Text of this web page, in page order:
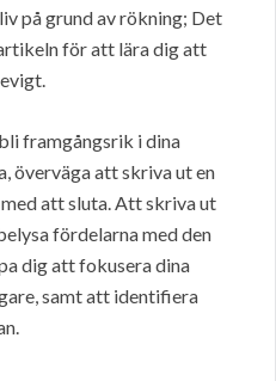
på grund av rökning; Det
för att lära dig att
framgångsrik i dina
överväga att skriva ut en
att sluta. Att skriva ut
fördelarna med den
dig att fokusera dina
samt att identifiera